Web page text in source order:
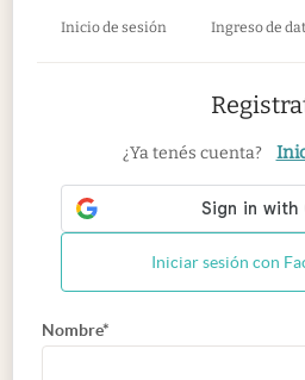
Inicio de sesión Ingreso de
¿Ya tenés cuenta?
Iniciar sesión con
Nombre*